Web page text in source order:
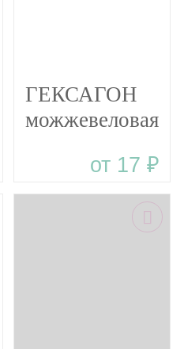
ГЕКСАГОН
можжевеловая
от 17 ₽